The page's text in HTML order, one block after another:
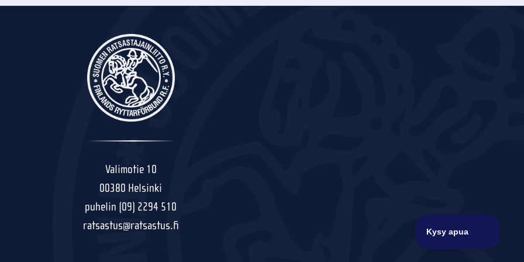
Valimotie 10
00380 Helsinki
puhelin (09) 2294 510
ratsastus@ratsastus.fi